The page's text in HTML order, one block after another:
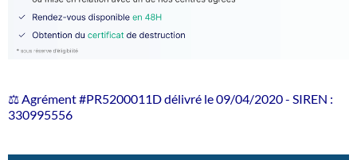
⚖️ Agrément #PR5200011D délivré le 09/04/2020 - SIREN :
330995556